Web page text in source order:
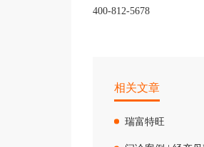
400-812-5678
相关文章
瑞富特旺